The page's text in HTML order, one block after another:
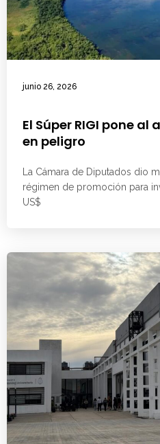
junio 26, 2026
El Súper RIGI pone
en peligro
La Cámara de Diputados dio
régimen de promoción para
US$